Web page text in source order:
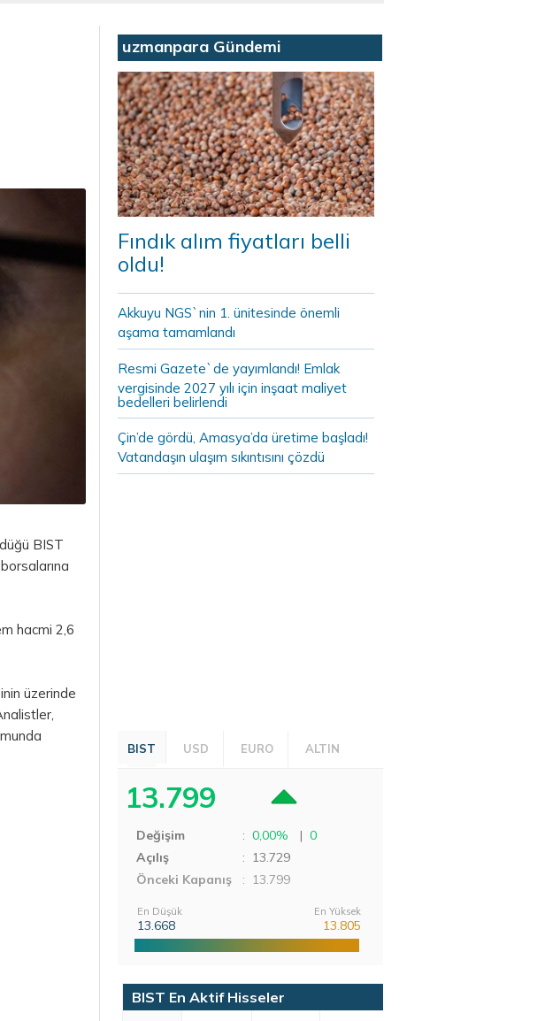
BIST
hacmi 2,6
üzerinde
uzmanpara Gündemi
Fındık alım fiyatları belli
oldu!
Akkuyu NGS`nin 1. ünitesinde önemli
aşama tamamlandı
Resmi Gazete`de yayımlandı! Emlak
vergisinde 2027 yılı için inşaat maliyet
bedelleri belirlendi
Çin’de gördü, Amasya’da üretime başladı!
Vatandaşın ulaşım sıkıntısını çözdü
BIST USD EURO ALTIN
13.799
Değişim : 0,00% | 0
Açılış
: 13.729
Önceki Kapanış
: 13.799
En Düşük
13.668
En Yüksek
13.805
BIST En Aktif Hisseler